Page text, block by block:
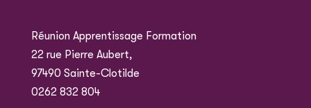
Réunion Apprentissage Formation
22 rue Pierre Aubert,
97490 Sainte-Clotilde
0262 832 804